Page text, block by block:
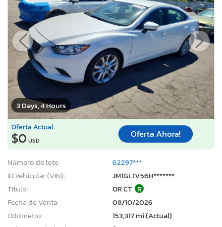
3 Days, 4 Hours
Oferta Actual
$0 USD
Oferta Ahora!
Número de lote:
62297***
ID vehicular (VIN):
JM1GL1V56H*******
Título:
OR CT R
Fecha de Venta:
08/10/2026
Odómetro:
153,317 mi (Actual)